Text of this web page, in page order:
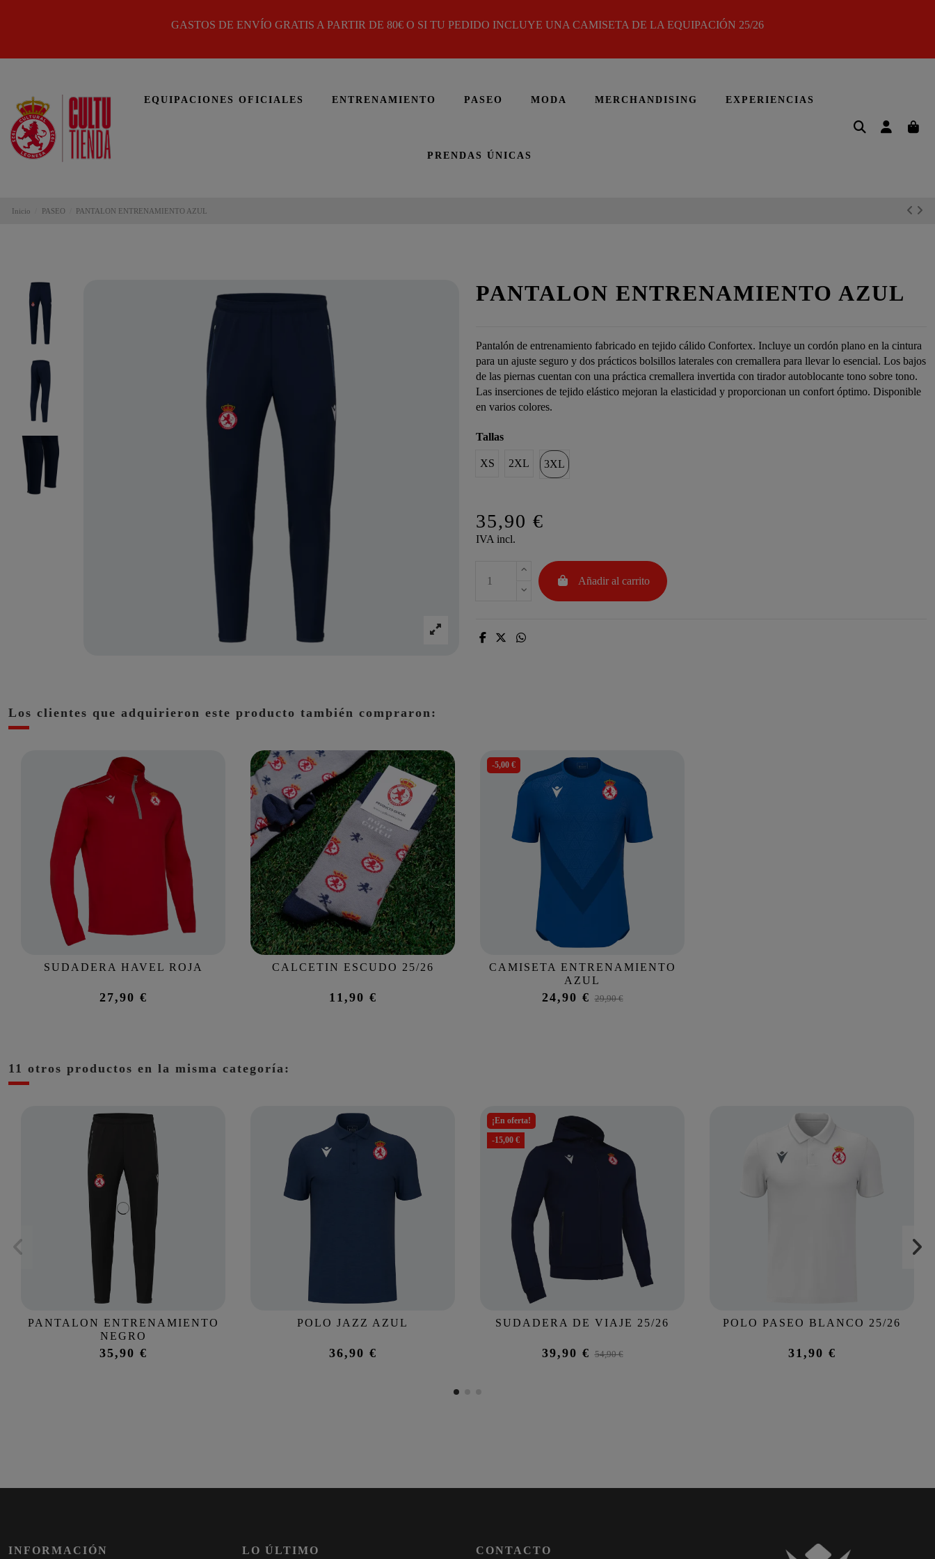
GASTOS DE ENVÍO GRATIS A PARTIR DE 80€ O SI TU PEDIDO INCLUYE UNA CAMISETA DE LA EQUIPACIÓN 25/26
EQUIPACIONES OFICIALES ENTRENAMIENTO PASEO MODA MERCHANDISING EXPERIENCIAS
PRENDAS ÚNICAS
Inicio PASEO PANTALON ENTRENAMIENTO AZUL
PANTALON ENTRENAMIENTO AZUL
Pantalón de entrenamiento fabricado en tejido cálido Confortex. Incluye un cordón plano en la cintura
para un ajuste seguro y dos prácticos bolsillos laterales con cremallera para llevar lo esencial. Los bajos
de las piernas cuentan con una práctica cremallera invertida con tirador autoblocante tono sobre tono.
Las inserciones de tejido elástico mejoran la elasticidad y proporcionan un confort óptimo. Disponible
en varios colores.
Tallas
XS 2XL 3XL
35,90 €
IVA incl.
Añadir al carrito
Los clientes que adquirieron este producto también compraron:
SUDADERA HAVEL ROJA
27,90 €
CALCETIN ESCUDO 25/26
11,90 €
-5,00 €
CAMISETA ENTRENAMIENTO
AZUL
24,90 €29,90 €
11 otros productos en la misma categoría:
PANTALON ENTRENAMIENTO
NEGRO
35,90 €
POLO JAZZ AZUL
36,90 €
¡En oferta!
-15,00 €
SUDADERA DE VIAJE 25/26
39,90 €54,90 €
POLO PASEO BLANCO 25/26
31,90 €
INFORMACIÓN LO ÚLTIMO CONTACTO